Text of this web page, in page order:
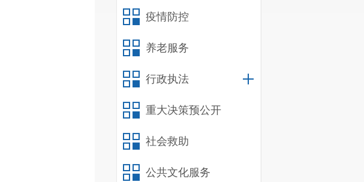
疫情防控
养老服务
行政执法
重大决策预公开
社会救助
公共文化服务